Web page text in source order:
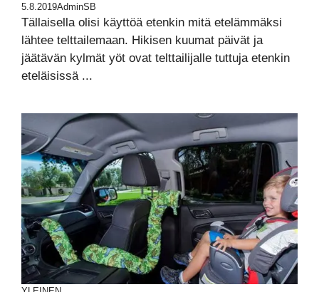
5.8.2019AdminSB
Tällaisella olisi käyttöä etenkin mitä etelämmäksi
lähtee telttailemaan. Hikisen kuumat päivät ja
jäätävän kylmät yöt ovat telttailijalle tuttuja etenkin
eteläisissä ...